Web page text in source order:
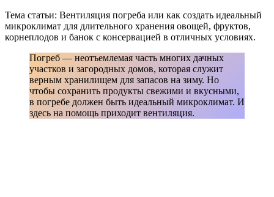
Тема статьи: Вентиляция погреба или как создать идеальный
микроклимат для длительного хранения овощей, фруктов,
корнеплодов и банок с консервацией в отличных условиях.
Погреб — неотъемлемая часть многих дачных
участков и загородных домов, которая служит
верным хранилищем для запасов на зиму. Но
чтобы сохранить продукты свежими и вкусными,
в погребе должен быть идеальный микроклимат. И
здесь на помощь приходит вентиляция.